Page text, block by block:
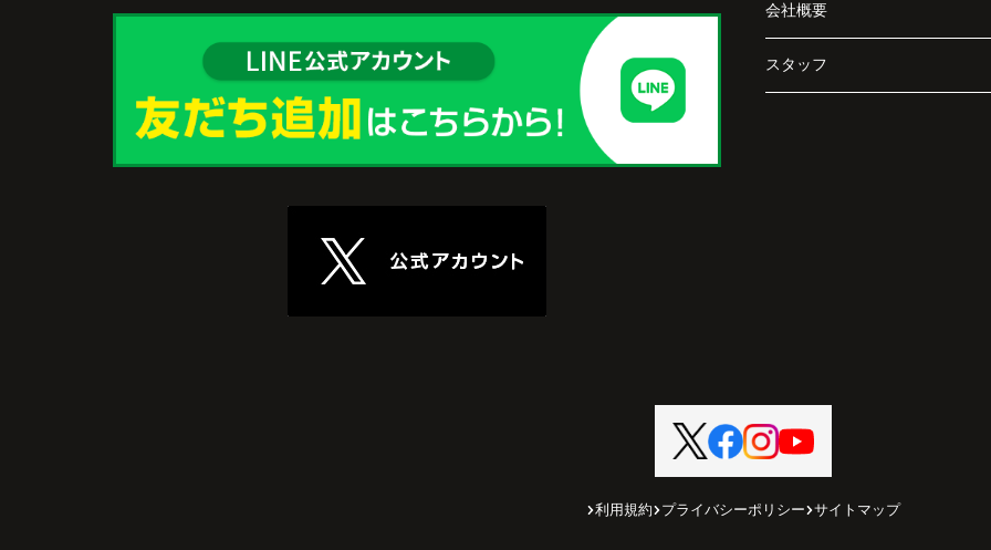
会社概要
スタッフ
利用規約 プライバシーポリシー サイトマップ